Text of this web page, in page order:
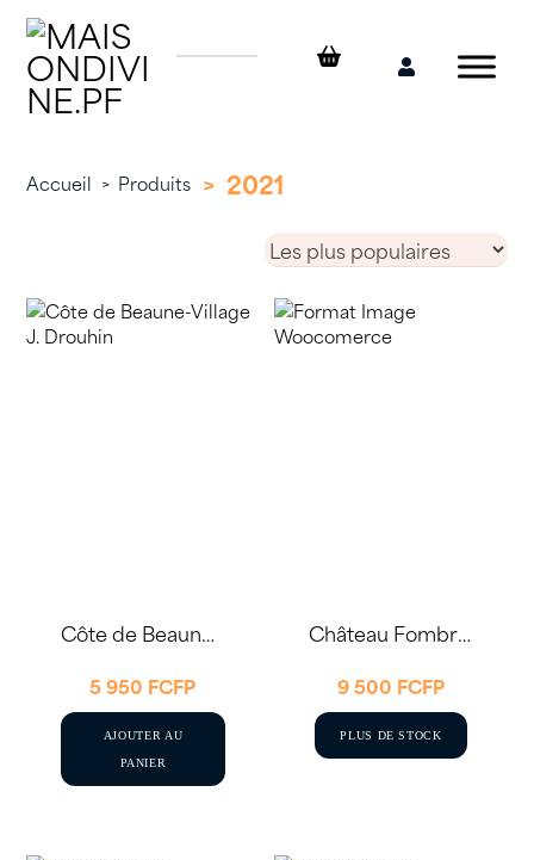
Skip
content
Mon
Accueil > Produits > 2021
Côte de Beaune-Villages 2021 75cl – Joseph Drouhin
5 950 FCFP
AJOUTER AU
PANIER
Château Fombrauge 2021 – Saint-Emilion 75cl
9 500 FCFP
PLUS DE STOCK